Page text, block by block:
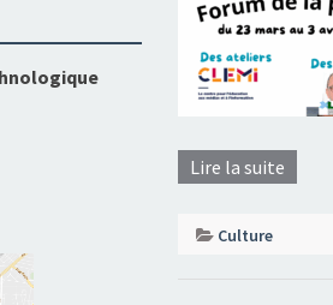
Lire la suite
Culture